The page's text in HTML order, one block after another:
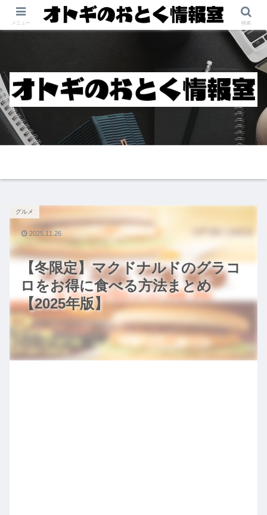
【冬限定】マクドナルドのグラコ
ロをお得に食べる方法まとめ
【2025年版】
グルメ
2025.11.26
メニュー 検索